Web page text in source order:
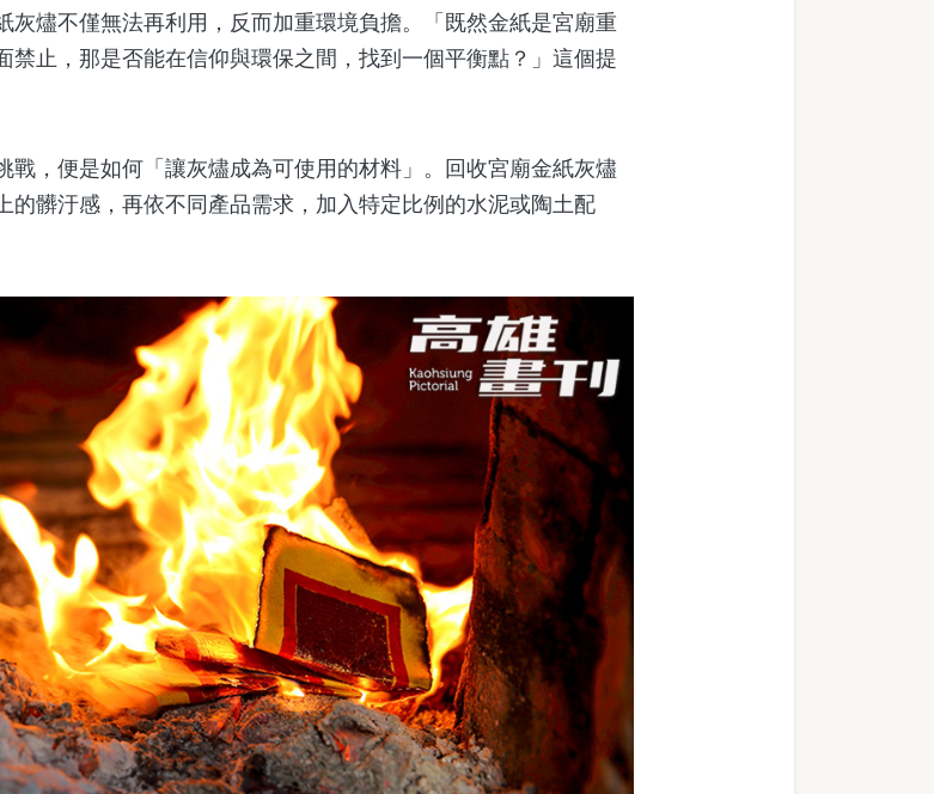
灰燼不僅無法再利用，反而加重環境負擔。「既然金紙是宮廟重
禁止，那是否能在信仰與環保之間，找到一個平衡點？」這個提
，便是如何「讓灰燼成為可使用的材料」。回收宮廟金紙灰燼
的髒汙感，再依不同產品需求，加入特定比例的水泥或陶土配